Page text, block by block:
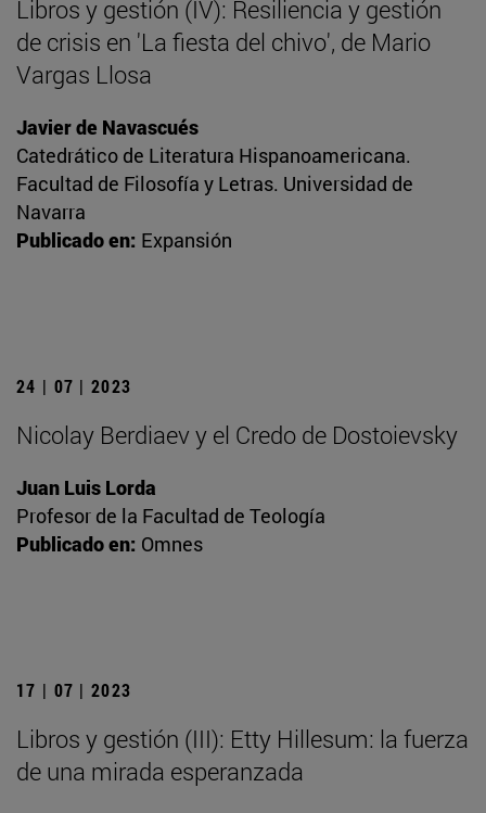
Libros y gestión (IV): Resiliencia y gestión
de crisis en 'La fiesta del chivo', de Mario
Vargas Llosa
Javier de Navascués
Catedrático de Literatura Hispanoamericana.
Facultad de Filosofía y Letras. Universidad de
Navarra
Publicado en: Expansión
24 | 07 | 2023
Nicolay Berdiaev y el Credo de Dostoievsky
Juan Luis Lorda
Profesor de la Facultad de Teología
Publicado en: Omnes
17 | 07 | 2023
Libros y gestión (III): Etty Hillesum: la fuerza
de una mirada esperanzada